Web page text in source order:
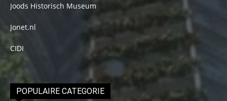
Joods Historisch Museum
Jonet.nl
CIDI
POPULAIRE CATEGORIE